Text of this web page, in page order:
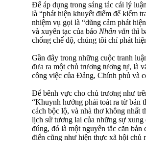
Để áp dụng trong sáng tác cái lý
là “phát hiện khuyết điểm để kiểm
nhiệm vụ gọi là “dũng cảm phát
và xuyên tạc của báo Nhân văn thì
chống chế độ, chúng tôi chỉ phát
Gần đây trong những cuộc tranh
đưa ra một chủ trương tương tự, là
công việc của Đảng, Chính phủ và
Để bênh vực cho chủ trương như
“Khuynh hướng phải toát ra từ bản
cách bộc lộ, và nhà thơ không nhất
lịch sử tương lai của những sự xung
đúng, đó là một nguyên tắc căn
điển cũng như hiện thực xã hội chủ